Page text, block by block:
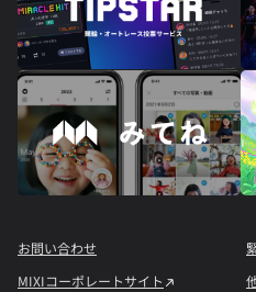
お問い合わせ
MIXIコーポレートサイト